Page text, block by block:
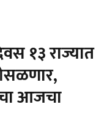
१३ राज्यात
आजचा